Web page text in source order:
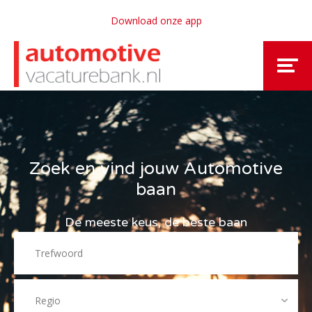
Download onze app
Zoek en vind jouw Automotive
baan
De meeste keus, de beste baan